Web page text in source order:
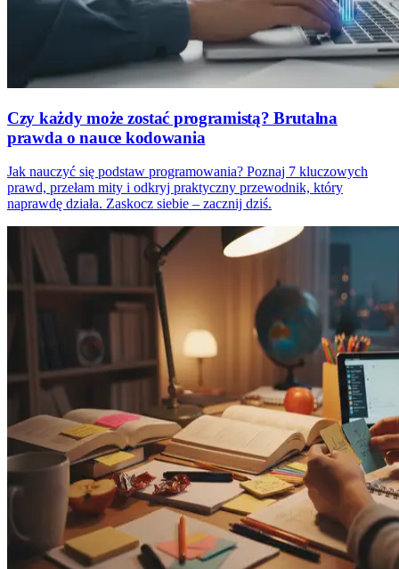
Czy każdy może zostać programistą? Brutalna
prawda o nauce kodowania
Jak nauczyć się podstaw programowania? Poznaj 7 kluczowych
prawd, przełam mity i odkryj praktyczny przewodnik, który
naprawdę działa. Zaskocz siebie – zacznij dziś.